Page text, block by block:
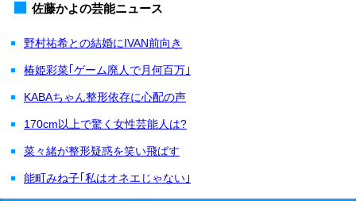
佐藤かよの芸能ニュース
野村祐希との結婚にIVAN前向き
椿姫彩菜｢ゲーム廃人で月何百万｣
KABAちゃん整形依存に心配の声
170cm以上で驚く女性芸能人は?
菜々緒が整形疑惑を笑い飛ばす
能町みね子｢私はオネエじゃない｣